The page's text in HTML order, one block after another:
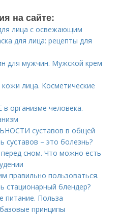
на сайте:
лица с освежающим
для лица: рецепты для
для мужчин. Мужской крем
лица. Косметические
организме человека.
суставов в общей
суставов – это болезнь?
сном. Что можно есть
правильно пользоваться.
стационарный блендер?
питание. Польза
принципы